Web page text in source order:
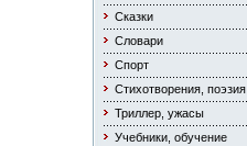
Сказки
Словари
Спорт
Стихотворения, поэзия
Триллер, ужасы
Учебники, обучение